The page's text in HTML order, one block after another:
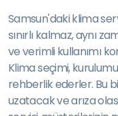
Samsun'daki klima
sınırlı kalmaz, aynı
ve verimli kullanımı
Klima seçimi,
rehberlik ederler. Bu
uzatacak ve arıza